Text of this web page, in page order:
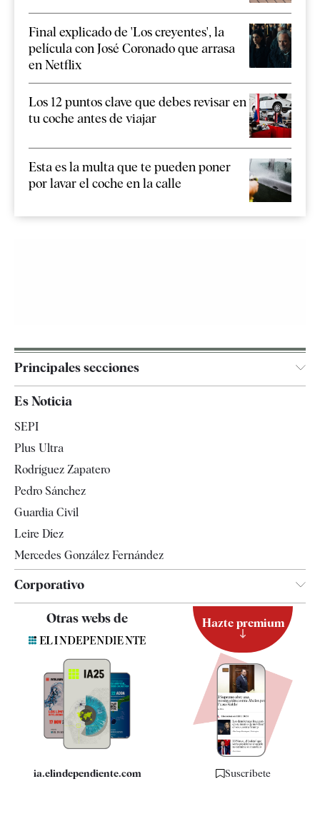
Final explicado de 'Los creyentes', la
película con José Coronado que arrasa
en Netflix
Los 12 puntos clave que debes revisar en
tu coche antes de viajar
Esta es la multa que te pueden poner
por lavar el coche en la calle
Principales secciones
España
Televisión
Es Noticia
SEPI
Plus Ultra
Rodríguez Zapatero
Pedro Sánchez
Guardia Civil
Leire Díez
Mercedes González Fernández
Corporativo
Contacto
Quiénes somos
Especificaciones
Otras webs de
ia.elindependiente.com
Hazte premium
Suscríbete